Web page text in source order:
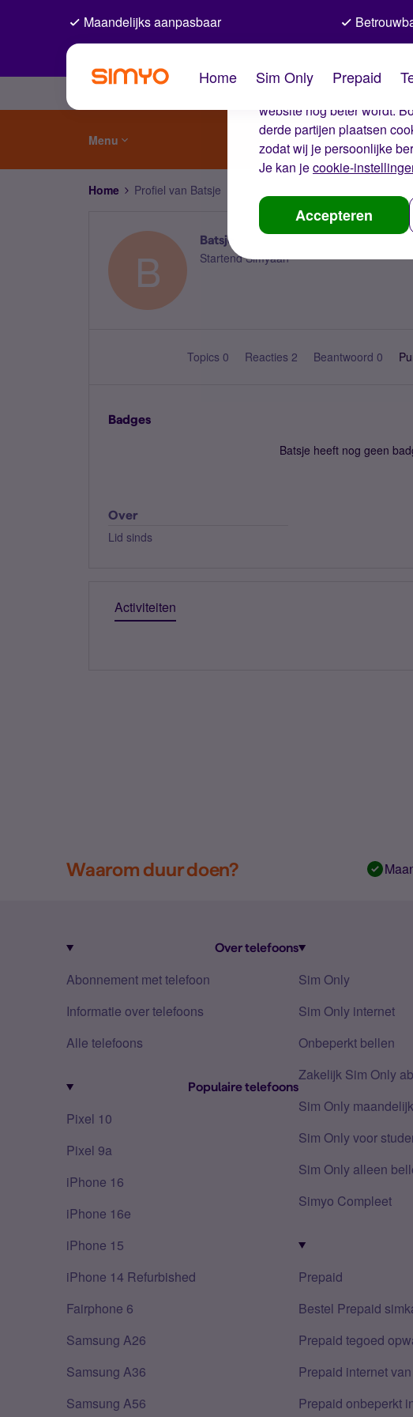
De cookies
Wij gebruiken cookies op
website nog beter wordt.
derde partijen plaatsen
zodat wij je persoonlijke
Je kan jecookie-
Accepteren
Maandelijks aanpasbaar
Home Sim Only Prepaid
Menu
Home Profiel van Batsje
B
Batsje
Startend Simyaan
Topics 0 Reacties 2 Beantwoord 0
Badges
Batsje heeft nog geen
Over
Lid sinds
Activiteiten
Waarom duur doen?
Over telefoons
Abonnement met telefoon
Informatie over telefoons
Alle telefoons
Populaire telefoons
Pixel 10
Pixel 9a
iPhone 16
iPhone 16e
iPhone 15
iPhone 14 Refurbished
Fairphone 6
Samsung A26
Samsung A36
Samsung A56
Sim Only
Sim Only internet
Onbeperkt bellen
Zakelijk Sim Only
Sim Only
Sim Only voor
Sim Only alleen
Simyo Compleet
Prepaid
Bestel Prepaid
Prepaid tegoed
Prepaid internet
Prepaid onbeperkt